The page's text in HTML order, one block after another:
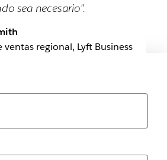
sea necesario".
regional, Lyft Business